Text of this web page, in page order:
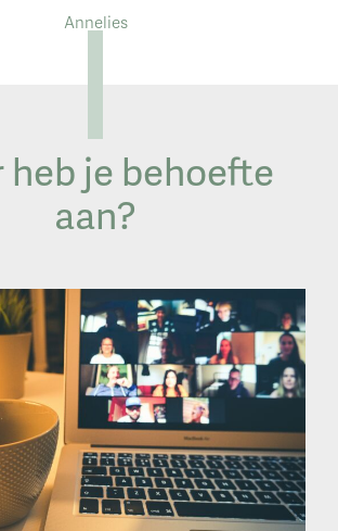
Annelies
heb je behoefte
aan?